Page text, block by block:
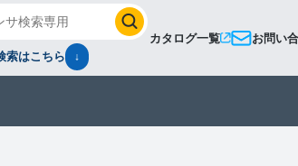
カタログ一覧 お問い
索はこちら ↓